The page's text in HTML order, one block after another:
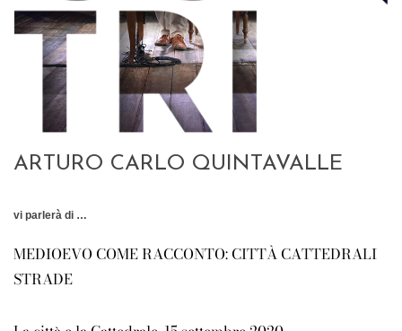
ARTURO CARLO QUINTAVALLE
vi parlerà di …
MEDIOEVO COME RACCONTO: CITTÀ CATTEDRALI
STRADE